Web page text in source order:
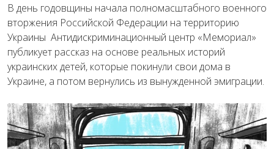
В день годовщины начала полномасштабного военного
вторжения Российской Федерации на территорию
Украины Антидискриминационный центр «Мемориал»
публикует рассказ на основе реальных историй
украинских детей, которые покинули свои дома в
Украине, а потом вернулись из вынужденной эмиграции.